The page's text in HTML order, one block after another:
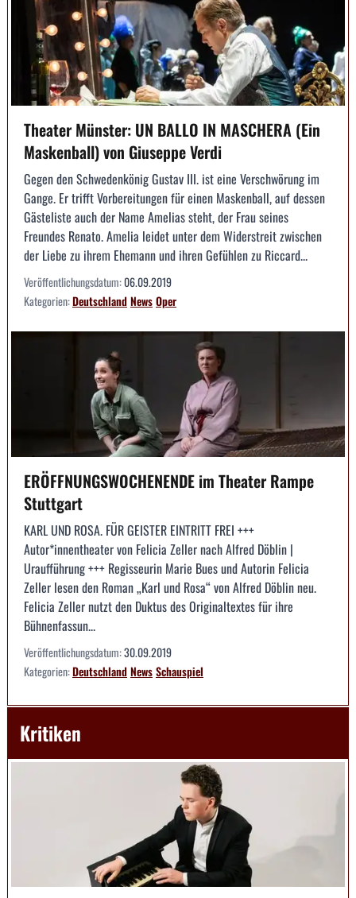
Theater Münster: UN BALLO IN MASCHERA (Ein
Maskenball) von Giuseppe Verdi
Gegen den Schwedenkönig Gustav III. ist eine Verschwörung im
Gange. Er trifft Vorbereitungen für einen Maskenball, auf dessen
Gästeliste auch der Name Amelias steht, der Frau seines
Freundes Renato. Amelia leidet unter dem Widerstreit zwischen
der Liebe zu ihrem Ehemann und ihren Gefühlen zu Riccard...
Veröffentlichungsdatum:06.09.2019
Kategorien:DeutschlandNewsOper
ERÖFFNUNGSWOCHENENDE im Theater Rampe
Stuttgart
KARL UND ROSA. FÜR GEISTER EINTRITT FREI +++
Autor*innentheater von Felicia Zeller nach Alfred Döblin |
Uraufführung +++ Regisseurin Marie Bues und Autorin Felicia
Zeller lesen den Roman „Karl und Rosa“ von Alfred Döblin neu.
Felicia Zeller nutzt den Duktus des Originaltextes für ihre
Bühnenfassun...
Veröffentlichungsdatum:30.09.2019
Kategorien:DeutschlandNewsSchauspiel
Kritiken